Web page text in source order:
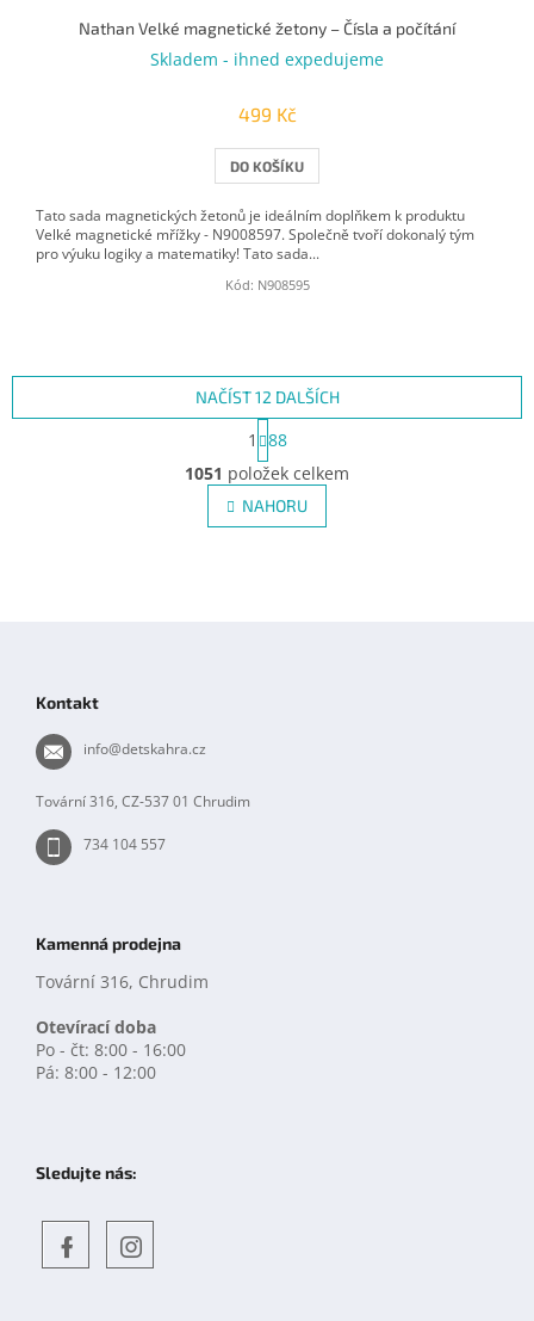
Nathan Velké magnetické žetony – Čísla a počítání
Skladem - ihned expedujeme
499 Kč
DO KOŠÍKU
Tato sada magnetických žetonů je ideálním doplňkem k produktu
Velké magnetické mřížky - N9008597. Společně tvoří dokonalý tým
pro výuku logiky a matematiky! Tato sada...
Kód: N908595
O
v
l
á
NAČÍST 12 DALŠÍCH
S
t
r
á
n
k
1
88
1051 položek celkem
NAHORU
Kontakt
info@detskahra.cz
Tovární 316, CZ-537 01 Chrudim
734 104 557
Kamenná prodejna
Tovární 316, Chrudim
Otevírací doba
Po - čt: 8:00 - 16:00
Pá: 8:00 - 12:00
Sledujte nás: